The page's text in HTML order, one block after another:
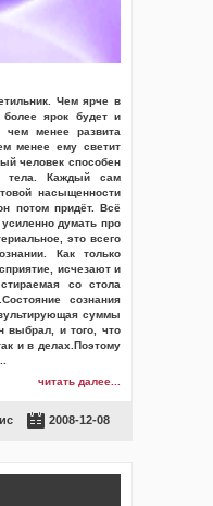
Чем ярче в
более ярок будет и
чем менее развита
менее ему светит
человек способен
тела. Каждый сам
насыщенности
потом придёт. Всё
думать про
это всего
Как только
исчезают и
со стола
сознания
суммы
выбрал, и того, что
и в делах.Поэтому
читать далее...
2008-12-08